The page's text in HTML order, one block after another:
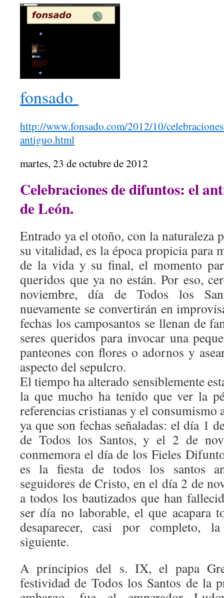
fonsado
http://www.fonsado.com/2012/10/
antiguo.html
martes, 23 de octubre de 2012
Celebraciones de difuntos: el
de León.
Entrado ya el otoño, con la naturaleza
su vitalidad, es la época propicia para
de la vida y su final, el momento
queridos que ya no están. Por eso,
noviembre, día de Todos los
nuevamente se convertirán en
fechas los camposantos se llenan de
seres queridos para invocar una
panteones con flores o adornos y
aspecto del sepulcro.
El tiempo ha alterado sensiblemente
la que mucho ha tenido que ver la
referencias cristianas y el consumismo
ya que son fechas señaladas: el día 1
de Todos los Santos, y el 2 de
conmemora el día de los Fieles
es la fiesta de todos los santos
seguidores de Cristo, en el día 2 de
a todos los bautizados que han
ser día no laborable, el que acapara
desaparecer, casi por completo,
siguiente.
A principios del s. IX, el papa
festividad de Todos los Santos de la